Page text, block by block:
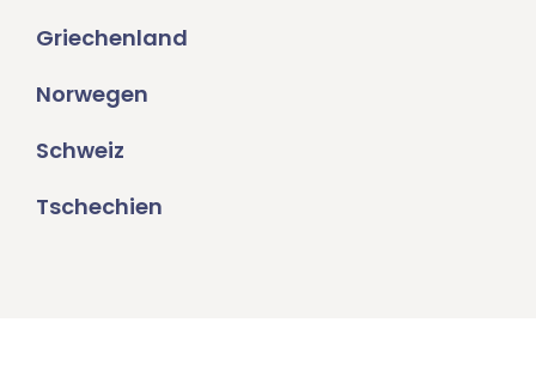
Griechenland
Norwegen
Schweiz
Tschechien